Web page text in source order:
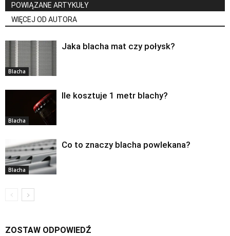
POWIĄZANE ARTYKUŁY
WIĘCEJ OD AUTORA
Blacha
Jaka blacha mat czy połysk?
Blacha
Ile kosztuje 1 metr blachy?
Blacha
Co to znaczy blacha powlekana?
ZOSTAW ODPOWIEDŹ